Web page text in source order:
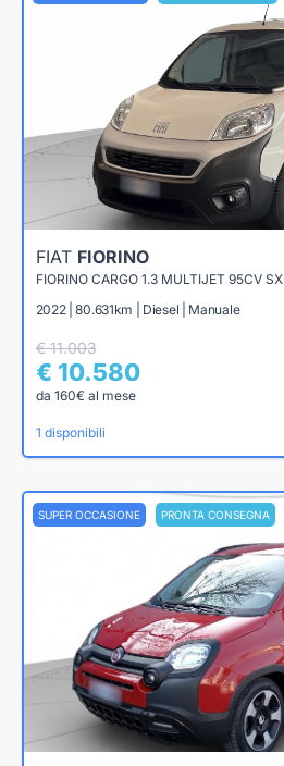
FIAT FIORINO
FIORINO CARGO 1.3 MULTIJET 95CV SX
2022 | 80.631km | Diesel | Manuale
€ 11.003
€ 10.580
da 160€ al mese
1 disponibili
SUPER OCCASIONE PRONTA CONSEGNA